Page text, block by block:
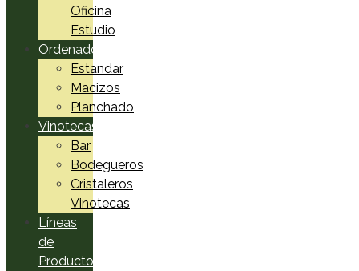
Oficina
Estudio
Ordenadores
Estandar
Macizos
Planchado
Vinotecas
Bar
Bodegueros
Cristaleros
Vinotecas
Líneas
de
Productos